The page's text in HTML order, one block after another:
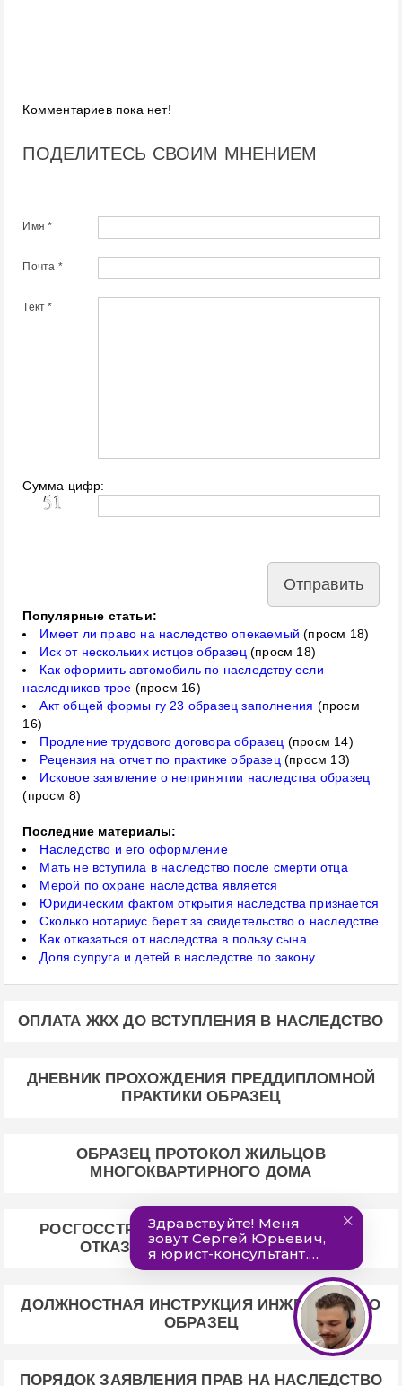
Комментариев пока нет!
ПОДЕЛИТЕСЬ СВОИМ МНЕНИЕМ
Имя *
Почта *
Тект *
Сумма цифр:
Популярные статьи:
Имеет ли право на наследство опекаемый (просм 18)
Иск от нескольких истцов образец(просм 18)
Как оформить автомобиль по наследству если
наследников трое (просм 16)
Акт общей формы гу 23 образец заполнения (просм
16)
Продление трудового договора образец (просм 14)
Рецензия на отчет по практике образец(просм 13)
Исковое заявление о непринятии наследства образец
(просм 8)
Последние материалы:
Наследство и его оформление
Мать не вступила в наследство после смерти отца
Мерой по охране наследства является
Юридическим фактом открытия наследства признается
Сколько нотариус берет за свидетельство о наследстве
Как отказаться от наследства в пользу сына
Доля супруга и детей в наследстве по закону
ОПЛАТА ЖКХ ДО ВСТУПЛЕНИЯ В НАСЛЕДСТВО
ДНЕВНИК ПРОХОЖДЕНИЯ ПРЕДДИПЛОМНОЙ
ПРАКТИКИ ОБРАЗЕЦ
ОБРАЗЕЦ ПРОТОКОЛ ЖИЛЬЦОВ
МНОГОКВАРТИРНОГО ДОМА
РОСГОССТРАХ ОБРАЗЕЦ ЗАЯВЛЕНИЯ ОБ
ОТКАЗЕ СТРАХОВАНИЯ ЖИЗНИ
ДОЛЖНОСТНАЯ ИНСТРУКЦИЯ ИНЖЕНЕРА ПТО
ОБРАЗЕЦ
ПОРЯДОК ЗАЯВЛЕНИЯ ПРАВ НА НАСЛЕДСТВО